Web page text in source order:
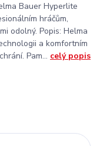
Bauer Hyperlite
hráčům,
odolný. Popis: Helma
a komfortním
Pam... celý popis